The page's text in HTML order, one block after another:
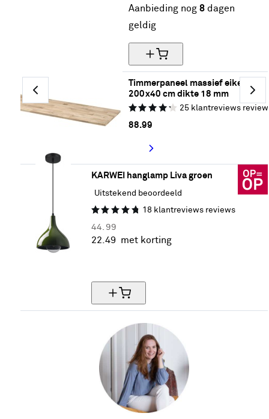
Aanbieding nog 8 dagen
geldig
Timmerpaneel massief eiken
200x40 cm dikte 18 mm
25 klantreviews
88.99
KARWEI hanglamp Liva groen
Uitstekend beoordeeld
18 klantreviews reviews
44. 99
22. 49 met korting